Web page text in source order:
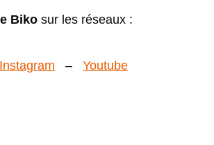
Biko sur les réseaux :
Instagram – Youtube